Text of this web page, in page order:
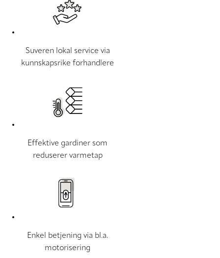
Suveren lokal service via
kunnskapsrike forhandlere
Effektive gardiner som
reduserer varmetap
Enkel betjening via bl.a.
motorisering